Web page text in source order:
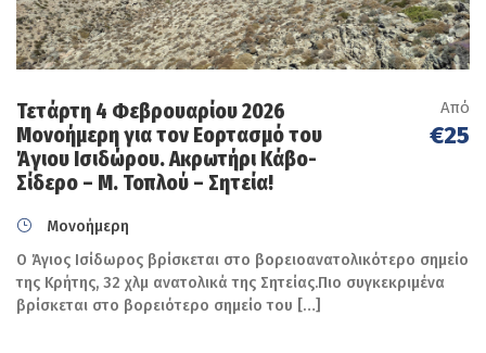
Τετάρτη 4 Φεβρουαρίου 2026
Μονοήμερη για τον Εορτασμό του
Άγιου Ισιδώρου. Ακρωτήρι Κάβο-
Σίδερο – Μ. Τοπλού – Σητεία!
Από
€25
Μονοήμερη
Ο Άγιος Ισίδωρος βρίσκεται στο βορειοανατολικότερο σημείο
της Κρήτης, 32 χλμ ανατολικά της Σητείας.Πιο συγκεκριμένα
βρίσκεται στο βορειότερο σημείο του […]